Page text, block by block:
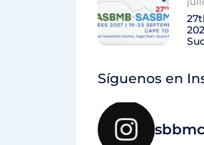
Síguenos en